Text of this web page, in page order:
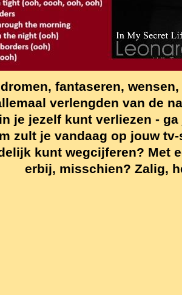
fantaseren,
verlengden van de
je jezelf kunt verliezen -
zult je vandaag op jouw
kunt wegcijferen? Met
erbij, misschien? Zalig,